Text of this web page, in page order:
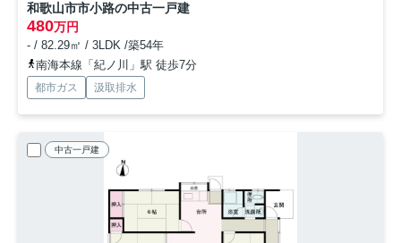
和歌山市市小路の中古一戸建
480万円
- / 82.29㎡ / 3LDK /築54年
南海本線「紀ノ川」駅 徒歩7分
都市ガス 汲取排水
中古一戸建